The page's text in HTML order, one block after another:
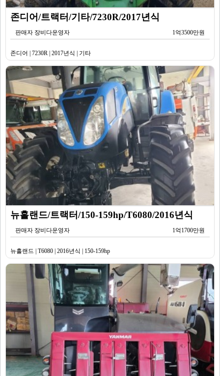
존디어/트랙터/기타/7230R/2017년식
판매자 장비다운영자 1억3500만원
존디어 | 7230R | 2017년식 | 기타
뉴홀랜드/트랙터/150-159hp/T6080/2016년식
판매자 장비다운영자 1억1700만원
뉴홀랜드 | T6080 | 2016년식 | 150-159hp